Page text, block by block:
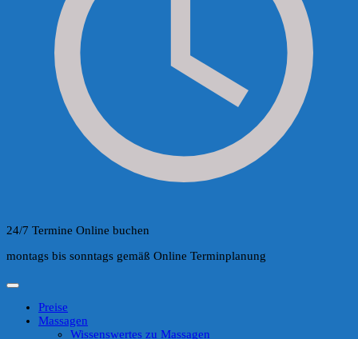
24/7 Termine Online buchen
montags bis sonntags gemäß Online Terminplanung
Preise
Massagen
Wissenswertes zu Massagen